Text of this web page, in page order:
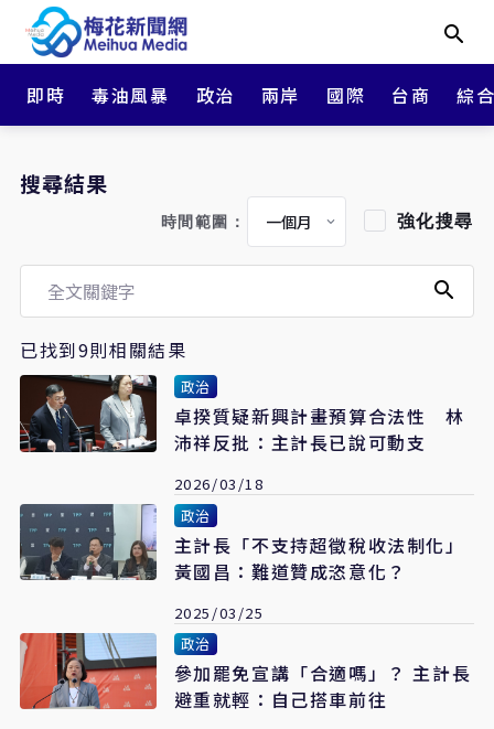
即時 毒油風暴 政治 兩岸 國際 台商 綜
搜尋結果
時間範圍： 強化搜尋
已找到9則相關結果
政治
卓揆質疑新興計畫預算合法性 林
沛祥反批：主計長已說可動支
2026/03/18
政治
主計長「不支持超徵稅收法制化」
黃國昌：難道贊成恣意化？
2025/03/25
政治
參加罷免宣講「合適嗎」？ 主計長
避重就輕：自己搭車前往